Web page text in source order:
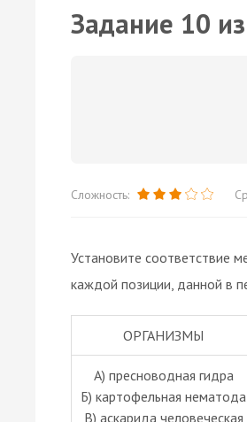
Задание 10
Сложность:
Установите соответствие
каждой позиции, данной в
ОРГАНИЗМЫ
A) пресноводная гидра
Б) картофельная нематода
В) аскарида человеческая